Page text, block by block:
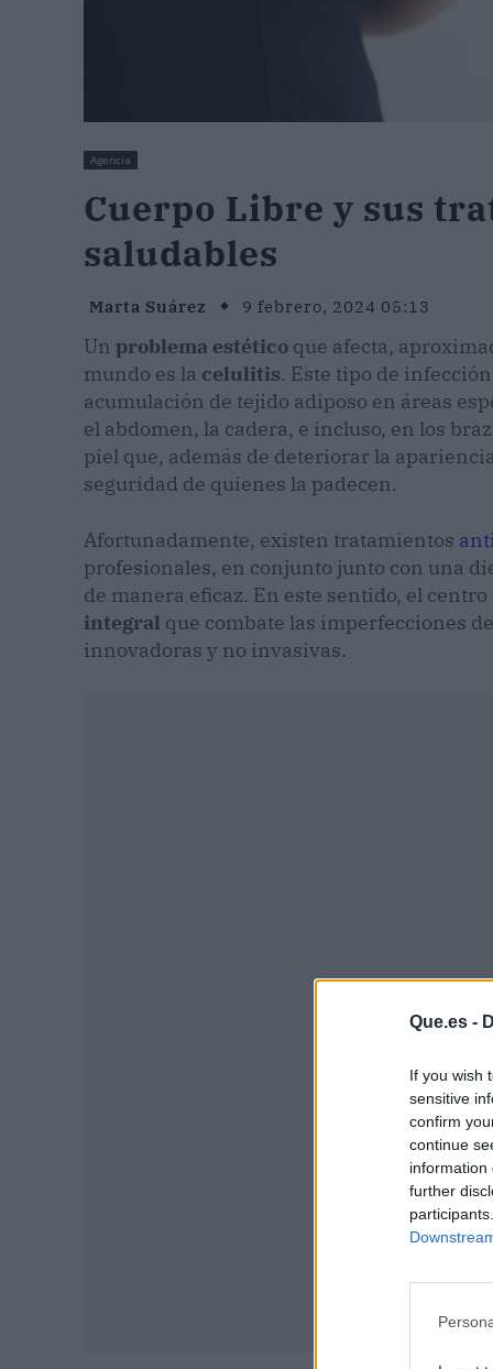
Que.es -
If you wish
sensitive
confirm
continue
information
further
Agencia
Cuerpo Libre y sus
saludables
Marta Suárez 9 febrero, 2024 05:13
Un problema estético que afecta,
mundo es la celulitis. Este tipo de
acumulación de tejido adiposo en áreas
el abdomen, la cadera, e incluso, en los
piel que, además de deteriorar la
seguridad de quienes la padecen.
Afortunadamente, existen tratamientos
profesionales, en conjunto junto con una
de manera eficaz. En este sentido, el centro
integral que combate las imperfecciones
innovadoras y no invasivas.